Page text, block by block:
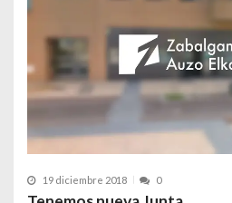
19 diciembre 2018 0